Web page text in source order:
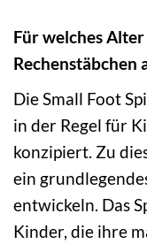
Für welches
Rechenstäbchen
Die Small Foot
in der Regel für
konzipiert. Zu
ein
entwickeln. Das
Kinder, die ihre